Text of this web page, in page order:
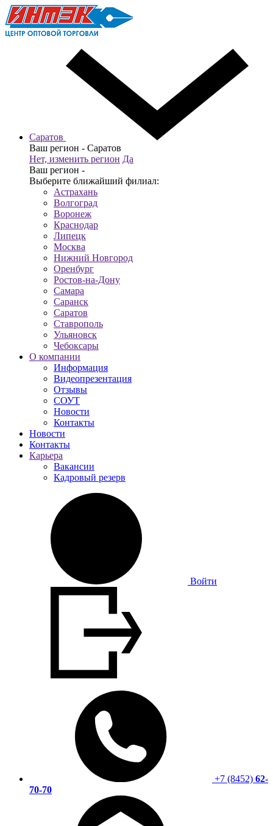
Саратов
Ваш регион - Саратов
Нет, изменить регион Да
Ваш регион -
Выберите ближайший филиал:
Астрахань
Волгоград
Воронеж
Краснодар
Липецк
Москва
Нижний Новгород
Оренбург
Ростов-на-Дону
Самара
Саранск
Саратов
Ставрополь
Ульяновск
Чебоксары
О компании
Информация
Видеопрезентация
Отзывы
СОУТ
Новости
Контакты
Новости
Контакты
Карьера
Вакансии
Кадровый резерв
Войти
+7 (8452) 62-
70-70